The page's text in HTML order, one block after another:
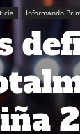
Informando